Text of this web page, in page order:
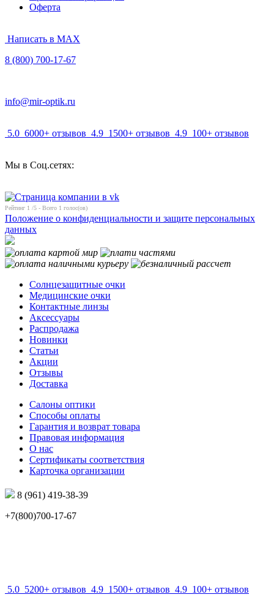
Оферта
Написать в MAX
8 (800) 700-17-67
info@mir-optik.ru
5.0 6000+ отзывов 4.9 1500+ отзывов 4.9 100+ отзывов
Мы в Соц.сетях:
Рейтинг 1 /5 - Всего 1 голос(ов)
Положение о конфиденциальности и защите персональных
данных
Солнцезащитные очки
Медицинские очки
Контактные линзы
Аксессуары
Распродажа
Новинки
Статьи
Акции
Отзывы
Доставка
Салоны оптики
Способы оплаты
Гарантия и возврат товара
Правовая информация
О нас
Сертификаты соответствия
Карточка организации
8 (961) 419-38-39
+7(800)700-17-67
5.0 5200+ отзывов 4.9 1500+ отзывов 4.9 100+ отзывов